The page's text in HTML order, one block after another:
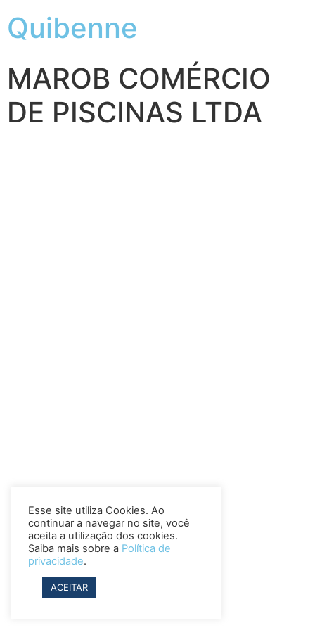
Quibenne
MAROB COMÉRCIO
DE PISCINAS LTDA
Esse site utiliza Cookies. Ao
continuar a navegar no site, você
aceita a utilização dos cookies.
Saiba mais sobre a Política de
privacidade.
ACEITAR